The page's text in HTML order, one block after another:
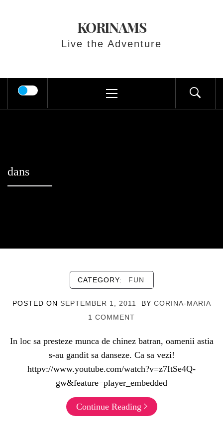
KORINAMS
Live the Adventure
Menu
dans
CATEGORY: FUN
POSTED ON SEPTEMBER 1, 2011 BY CORINA-MARIA
1 COMMENT
In loc sa presteze munca de chinez batran, oamenii astia
s-au gandit sa danseze. Ca sa vezi!
httpv://www.youtube.com/watch?v=z7ItSe4Q-
gw&feature=player_embedded
Continue Reading